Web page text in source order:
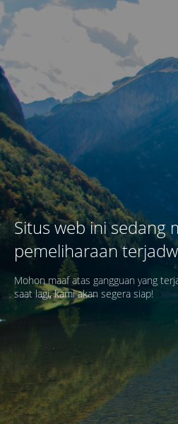
Situs web ini sedang
pemeliharaan
Mohon maaf atas gangguan yang
saat lagi, kami akan segera siap!